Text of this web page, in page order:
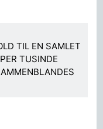
TIL EN SAMLET
TUSINDE